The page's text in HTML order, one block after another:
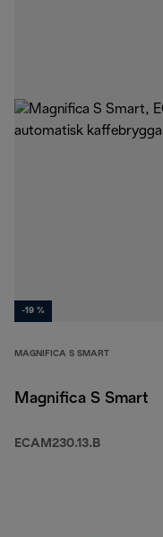
-19 %
MAGNIFICA S SMART
Magnifica S Smart
ECAM230.13.B